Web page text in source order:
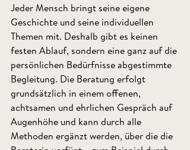
Jeder Mensch bringt seine eigene
Geschichte und seine individuellen
Themen mit. Deshalb gibt es keinen
festen Ablauf, sondern eine ganz auf die
persönlichen Bedürfnisse abgestimmte
Begleitung. Die Beratung erfolgt
grundsätzlich in einem offenen,
achtsamen und ehrlichen Gespräch auf
Augenhöhe und kann durch alle
Methoden ergänzt werden, über die die